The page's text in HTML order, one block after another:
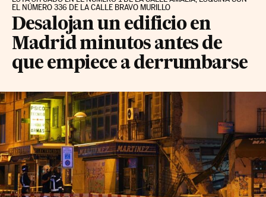
EL NÚMERO 336 DE LA CALLE BRAVO MURILLO
Desalojan un edificio en
Madrid minutos antes de
que empiece a derrumbarse